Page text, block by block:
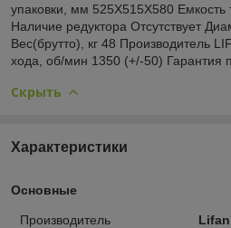
упаковки, мм 525Х515Х580 Емкость
Наличие редуктора Отсутствует
Вес(брутто), кг 48 Производитель
хода, об/мин 1350 (+/-50) Гарантия
Скрыть
Характеристики
Основные
Производитель Lifan